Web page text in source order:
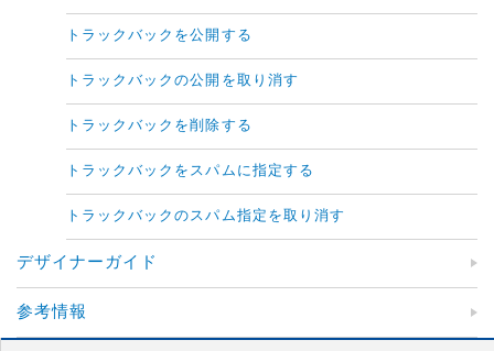
トラックバックを公開する
トラックバックの公開を取り消す
トラックバックを削除する
トラックバックをスパムに指定する
トラックバックのスパム指定を取り消す
デザイナーガイド
参考情報